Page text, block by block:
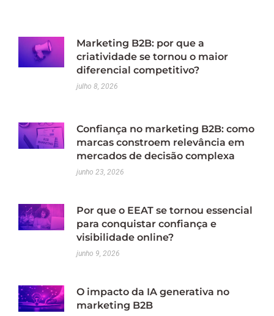
Marketing B2B: por que a
criatividade se tornou o maior
diferencial competitivo?
julho 8, 2026
Confiança no marketing B2B: como
marcas constroem relevância em
mercados de decisão complexa
junho 23, 2026
Por que o EEAT se tornou essencial
para conquistar confiança e
visibilidade online?
junho 9, 2026
O impacto da IA generativa no
marketing B2B